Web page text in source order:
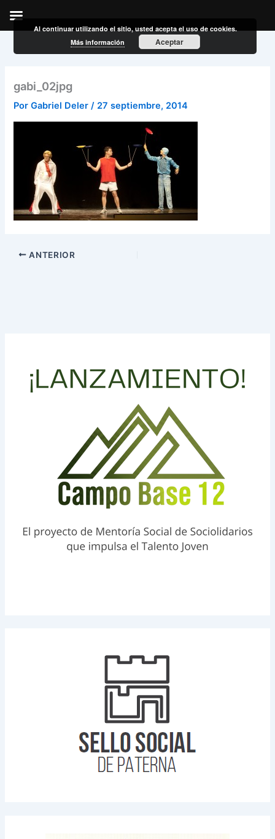
gabi_02jpg
PorGabriel Deler/ 27 septiembre, 2014
ANTERIOR
Al continuar utilizando el sitio, usted acepta el uso de cookies.
Más información
Aceptar